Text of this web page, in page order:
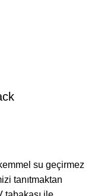
su geçirmez
tanıtmaktan